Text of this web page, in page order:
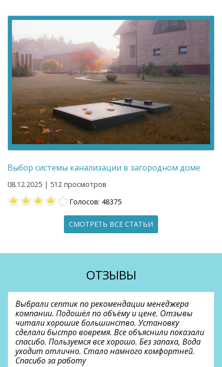
Выбор системы канализации в загородном доме
08.12.2025 | 512 просмотров
Голосов: 48375
СМОТРЕТЬ ВСЕ СТАТЬИ
ОТЗЫВЫ
Выбрали септик по рекомендации менеджера
компании. Подошёл по объёму и цене. Отзывы
читали хорошие большинство. Установку
сделали быстро вовремя. Все объяснили показали
спасибо. Пользуемся все хорошо. Без запаха, Вода
уходит отлично. Стало намного комфортней.
Спасибо за работу